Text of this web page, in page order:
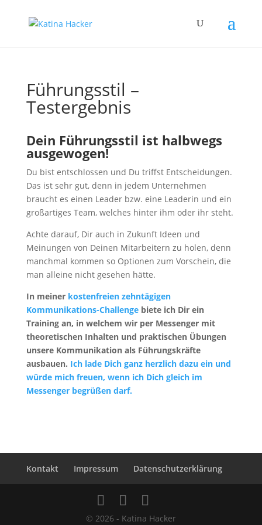
Führungsstil –
Testergebnis
Dein Führungsstil ist halbwegs
ausgewogen!
Du bist entschlossen und Du triffst Entscheidungen.
Das ist sehr gut, denn in jedem Unternehmen
braucht es einen Leader bzw. eine Leaderin und ein
großartiges Team, welches hinter ihm oder ihr steht.
Achte darauf, Dir auch in Zukunft Ideen und
Meinungen von Deinen Mitarbeitern zu holen, denn
manchmal kommen so Optionen zum Vorschein, die
man alleine nicht gesehen hätte.
In meiner kostenfreien zehntägigen
Kommunikations-Challengebiete ich Dir ein
Training an, in welchem wir per Messenger mit
theoretischen Inhalten und praktischen Übungen
unsere Kommunikation als Führungskräfte
ausbauen. Ich lade Dich ganz herzlich dazu ein und
würde mich freuen, wenn ich Dich gleich im
Messenger begrüßen darf.
Kontakt Impressum Datenschutzerklärung
© 2026 - Katina Hacker